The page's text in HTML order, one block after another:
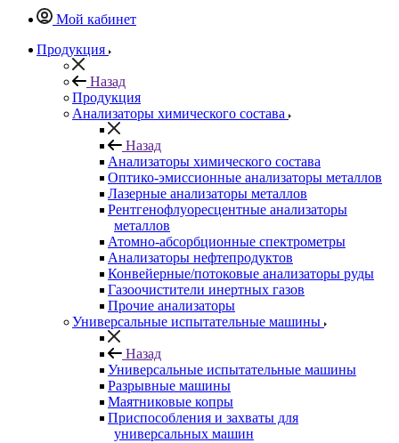
Мой кабинет
Продукция
Назад
Продукция
Анализаторы химического состава
Назад
Анализаторы химического состава
Оптико-эмиссионные анализаторы металлов
Лазерные анализаторы металлов
Рентгенофлуоресцентные анализаторы
металлов
Атомно-абсорбционные спектрометры
Анализаторы нефтепродуктов
Конвейерные/потоковые анализаторы руды
Газоочистители инертных газов
Прочие анализаторы
Универсальные испытательные машины
Назад
Универсальные испытательные машины
Разрывные машины
Маятниковые копры
Приспособления и захваты для
универсальных машин